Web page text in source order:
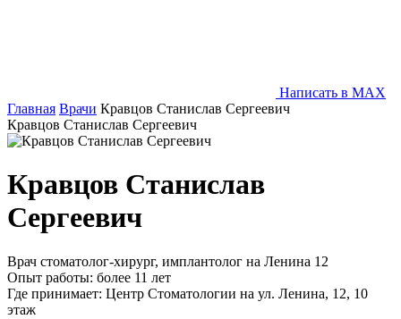
Написать в MAX
Главная Врачи Кравцов Станислав Сергеевич
Кравцов Станислав Сергеевич
Кравцов Станислав
Сергеевич
Врач стоматолог-хирург, имплантолог на Ленина 12
Опыт работы: более 11 лет
Где принимает: Центр Стоматологии на ул. Ленина, 12, 10
этаж